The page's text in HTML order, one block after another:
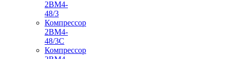
2ВМ4-
48/3
Компрессор
2ВМ4-
48/3С
Компрессор